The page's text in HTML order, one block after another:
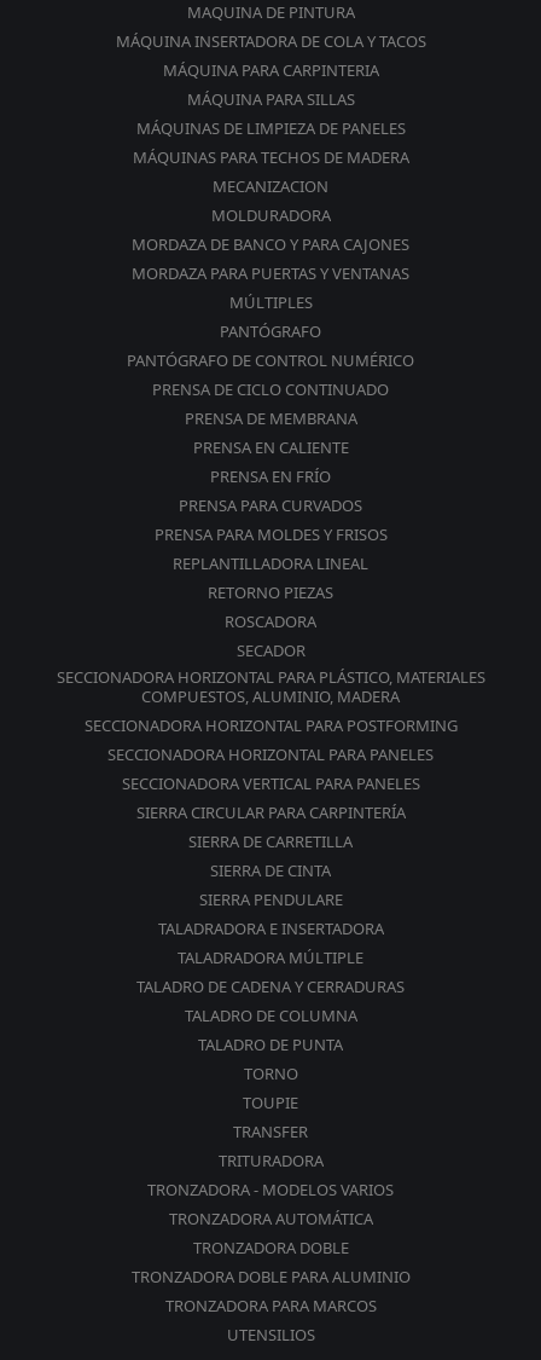
MAQUINA DE PINTURA
MÁQUINA INSERTADORA DE COLA Y TACOS
MÁQUINA PARA CARPINTERIA
MÁQUINA PARA SILLAS
MÁQUINAS DE LIMPIEZA DE PANELES
MÁQUINAS PARA TECHOS DE MADERA
MECANIZACION
MOLDURADORA
MORDAZA DE BANCO Y PARA CAJONES
MORDAZA PARA PUERTAS Y VENTANAS
MÚLTIPLES
PANTÓGRAFO
PANTÓGRAFO DE CONTROL NUMÉRICO
PRENSA DE CICLO CONTINUADO
PRENSA DE MEMBRANA
PRENSA EN CALIENTE
PRENSA EN FRÍO
PRENSA PARA CURVADOS
PRENSA PARA MOLDES Y FRISOS
REPLANTILLADORA LINEAL
RETORNO PIEZAS
ROSCADORA
SECADOR
SECCIONADORA HORIZONTAL PARA PLÁSTICO, MATERIALES
COMPUESTOS, ALUMINIO, MADERA
SECCIONADORA HORIZONTAL PARA POSTFORMING
SECCIONADORA HORIZONTAL PARA PANELES
SECCIONADORA VERTICAL PARA PANELES
SIERRA CIRCULAR PARA CARPINTERÍA
SIERRA DE CARRETILLA
SIERRA DE CINTA
SIERRA PENDULARE
TALADRADORA E INSERTADORA
TALADRADORA MÚLTIPLE
TALADRO DE CADENA Y CERRADURAS
TALADRO DE COLUMNA
TALADRO DE PUNTA
TORNO
TOUPIE
TRANSFER
TRITURADORA
TRONZADORA - MODELOS VARIOS
TRONZADORA AUTOMÁTICA
TRONZADORA DOBLE
TRONZADORA DOBLE PARA ALUMINIO
TRONZADORA PARA MARCOS
UTENSILIOS